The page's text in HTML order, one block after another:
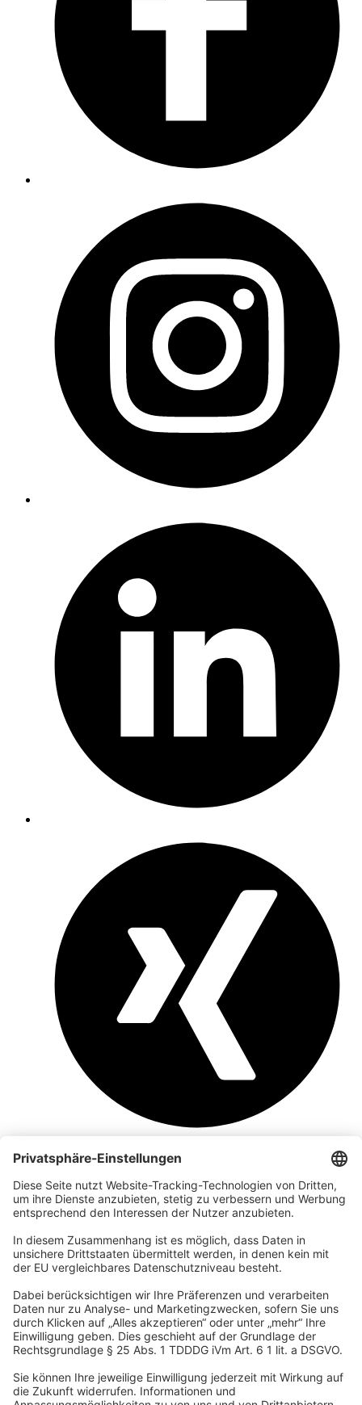
Unternehmen
Wir sind Teil der REWE Group und ihrer Touristiksparte
DERTOUR Group. Damit gehören wir zu einer der größten
touristischen Unternehmensgruppen in Europa.
© 2026 Urban Nature